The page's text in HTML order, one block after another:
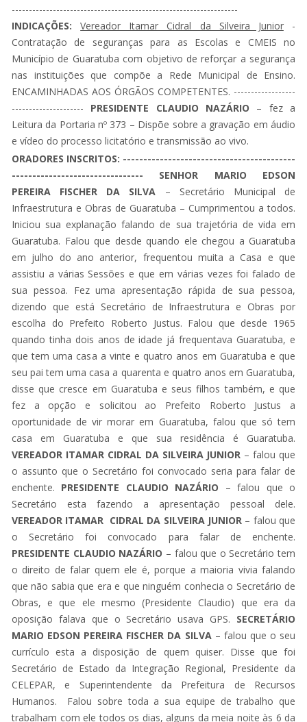
------------------------------------------------------------------
INDICAÇÕES:
Vereador Itamar Cidral da Silveira Junior-
Contratação de seguranças para as Escolas e CMEIS no
Município de Guaratuba com objetivo de reforçar a segurança
nas instituições que compõe a Rede Municipal de Ensino.
ENCAMINHADAS AOS ÓRGÃOS COMPETENTES. ------------------
--------------------- PRESIDENTE CLAUDIO NAZÁRIO – fez a
Leitura da Portaria nº 373 – Dispõe sobre a gravação em áudio
e vídeo do processo licitatório e transmissão ao vivo.
ORADORES INSCRITOS: ------------------------------------------
--------------------------------
SENHOR MARIO EDSON
PEREIRA FISCHER DA SILVA – Secretário Municipal de
Infraestrutura e Obras de Guaratuba – Cumprimentou a todos.
Iniciou sua explanação falando de sua trajetória de vida em
Guaratuba. Falou que desde quando ele chegou a Guaratuba
em julho do ano anterior, frequentou muita a Casa e que
assistiu a várias Sessões e que em várias vezes foi falado de
sua pessoa. Fez uma apresentação rápida de sua pessoa,
dizendo que está Secretário de Infraestrutura e Obras por
escolha do Prefeito Roberto Justus. Falou que desde 1965
quando tinha dois anos de idade já frequentava Guaratuba, e
que tem uma casa a vinte e quatro anos em Guaratuba e que
seu pai tem uma casa a quarenta e quatro anos em Guaratuba,
disse que cresce em Guaratuba e seus filhos também, e que
fez a opção e solicitou ao Prefeito Roberto Justus a
oportunidade de vir morar em Guaratuba, falou que só tem
casa em Guaratuba e que sua residência é Guaratuba.
VEREADOR ITAMAR CIDRAL DA SILVEIRA JUNIOR – falou que
o assunto que o Secretário foi convocado seria para falar de
enchente. PRESIDENTE CLAUDIO NAZÁRIO – falou que o
Secretário esta fazendo a apresentação pessoal dele.
VEREADOR ITAMAR CIDRAL DA SILVEIRA JUNIOR – falou que
o Secretário foi convocado para falar de enchente.
PRESIDENTE CLAUDIO NAZÁRIO – falou que o Secretário tem
o direito de falar quem ele é, porque a maioria vivia falando
que não sabia que era e que ninguém conhecia o Secretário de
Obras, e que ele mesmo (Presidente Claudio) que era da
oposição falava que o Secretário usava GPS. SECRETÁRIO
MARIO EDSON PEREIRA FISCHER DA SILVA– falou que o seu
currículo esta a disposição de quem quiser. Disse que foi
Secretário de Estado da Integração Regional, Presidente da
CELEPAR, e Superintendente da Prefeitura de Recursos
Humanos. Falou sobre toda a sua equipe de trabalho que
trabalham com ele todos os dias, alguns da meia noite às 6 da